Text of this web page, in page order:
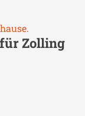
Zolling